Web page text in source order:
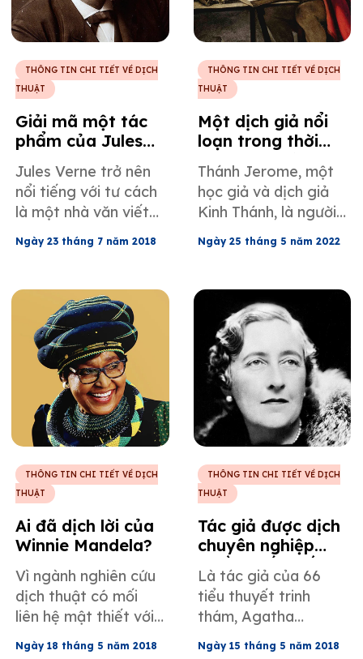
THÔNG TIN CHI TIẾT VỀ DỊCH
THUẬT
Giải mã một tác
phẩm của Jules
Verne bị dịch sai
Jules Verne trở nên
nổi tiếng với tư cách
là một nhà văn viết
cho trẻ em, nhưng
điều này không đúng
ông được xuất bản
lần đầu, và điều đó
đã ảnh hưởng đến
chất lượng bản dịch.
Ngày 23 tháng 7 năm 2018
THÔNG TIN CHI TIẾT VỀ DỊCH
THUẬT
Một dịch giả nổi
loạn trong thời
đại Kinh Thánh:
Thánh Jerome
Thánh Jerome, một
học giả và dịch giả
Kinh Thánh, là người
đầu tiên áp dụng
khái niệm tương
phẩm của mình trong
thời đại mà việc dịch
thuật về cơ bản chỉ
là việc chuyển ngữ.
Ngày 25 tháng 5 năm 2022
THÔNG TIN CHI TIẾT VỀ DỊCH
THUẬT
Ai đã dịch lời của
Winnie Mandela?
Vì ngành nghiên cứu
dịch thuật có mối
liên hệ mật thiết với
nhiều lĩnh vực học
Ngày 18 tháng 5 năm 2018
THÔNG TIN CHI TIẾT VỀ DỊCH
THUẬT
Tác giả được dịch
chuyên nghiệp
nhiều nhất thế
giới
Là tác giả của 66
tiểu thuyết trinh
thám, Agatha
Christie là một trong
Ngày 15 tháng 5 năm 2018